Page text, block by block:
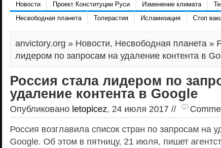
Новости Проект Конституции Руси Изменение климата
Несвободная планета
Толерастия Исламизация Стоп
anvictory.org » Новости, Несвободная планета »
лидером по запросам на удаление контента в
Россия стала лидером по
удаление контента в Google
Опубликовано letopicez, 24 июля 2017 //
Россия возглавила список стран по запросам на
Google. Об этом в пятницу, 21 июля, пишет